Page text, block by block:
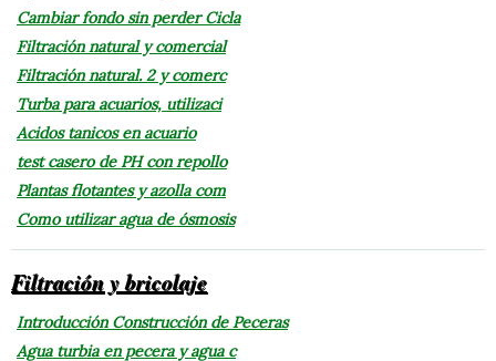
Cambiar fondo sin perder Cicla
Filtración natural y comercial
Filtración natural. 2 y comerc
Turba para acuarios, utilizaci
Acidos tanicos en acuario
test casero de PH con repollo
Plantas flotantes y azolla com
Como utilizar agua de ósmosis
Filtración y bricolaje
Introducción Construcción de Peceras
Agua turbia en pecera y agua c